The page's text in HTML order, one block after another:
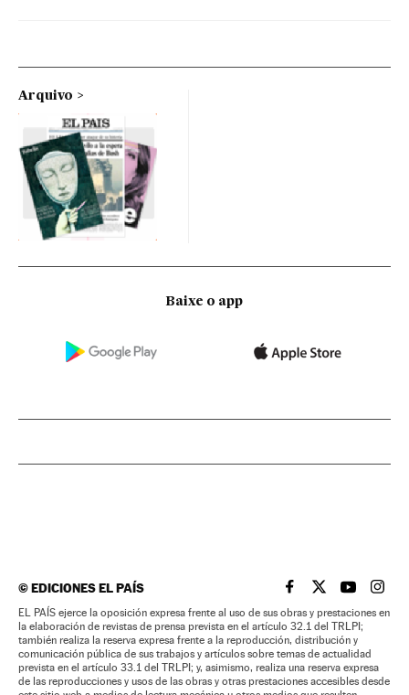
Arquivo
Baixe o app
©EDICIONES EL PAÍS EL PAÍS BRASIL EN
EL PAÍSEL PAÍS
EL
EL PAÍS ejerce la oposición expresa frente al uso de sus obras y prestaciones en
la elaboración de revistas de prensa prevista en el artículo 32.1 del TRLPI;
también realiza la reserva expresa frente a la reproducción, distribución y
comunicación pública de sus trabajos y artículos sobre temas de actualidad
prevista en el artículo 33.1 del TRLPI; y, asimismo, realiza una reserva expresa
de las reproducciones y usos de las obras y otras prestaciones accesibles desde